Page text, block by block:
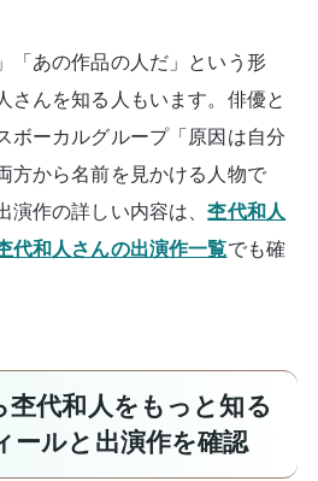
「あの作品の人だ」という形
さんを知る人もいます。俳優と
ボーカルグループ「原因は自分
方から名前を見かける人物で
演作の詳しい内容は、杢代和人
代和人さんの出演作一覧でも確
杢代和人をもっと知る
ールと出演作を確認